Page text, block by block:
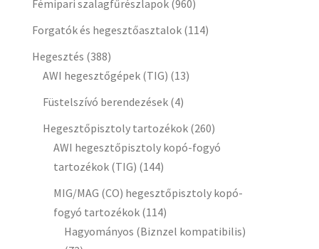
Fémipari szalagfűrészlapok (960)
Forgatók és hegesztőasztalok (114)
Hegesztés (388)
AWI hegesztőgépek (TIG) (13)
Füstelszívó berendezések (4)
Hegesztőpisztoly tartozékok (260)
AWI hegesztőpisztoly kopó-fogyó
tartozékok (TIG) (144)
MIG/MAG (CO) hegesztőpisztoly kopó-
fogyó tartozékok (114)
Hagyományos (Biznzel kompatibilis)